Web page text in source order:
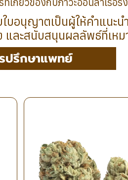
อนุญาตเป็นผู้ให้คำแนะน
และสนับสนุนผลลัพธ์ที่เห
ปรึกษาแพทย์